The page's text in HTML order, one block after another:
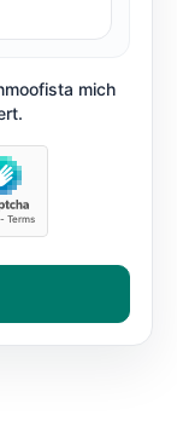
mich